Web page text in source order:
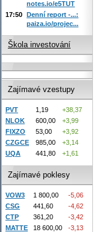
notes.io/e5TUT
17:50 Denní report -...:
paiza.io/projec...
Škola investování
Zajímavé vzestupy
PVT 1,19
+38,37
NLOK
600,00
+3,99
FIXZO
53,00
+3,92
CZGCE
985,00
+3,14
UQA
441,80 +1,61
Zajímavé poklesy
VOW3 1 800,00
-5,06
CSG
441,60
-4,62
CTP
361,20
-3,42
MATTE
18 600,00
-3,13